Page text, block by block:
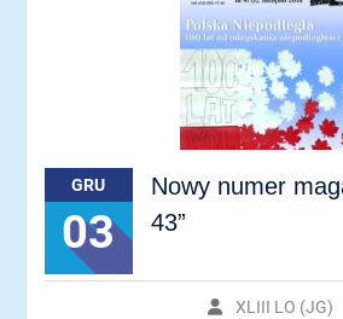
GRU
03
Nowy numer
43”
XLIII LO (JG)